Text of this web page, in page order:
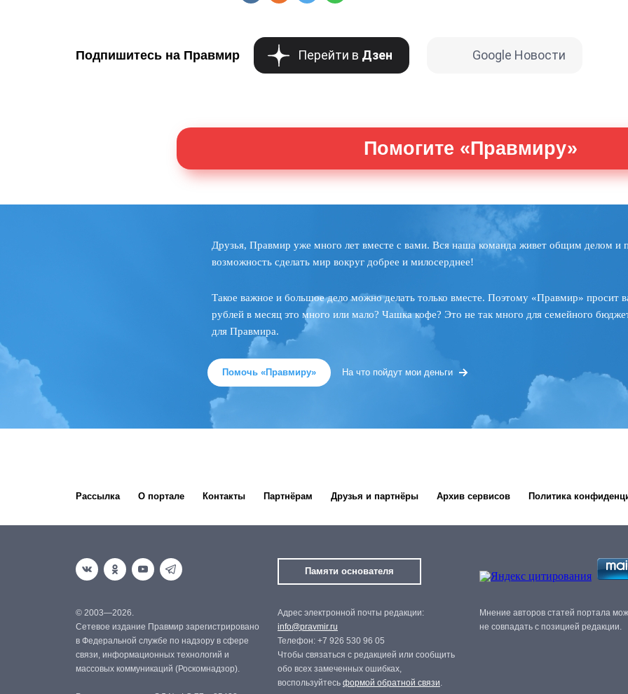
Подпишитесь на Правмир Перейти в Дзен Google Новости
Помогите «Правмиру»
Друзья, Правмир уже много лет вместе с вами. Вся наша команда живет общим делом и
возможность сделать мир вокруг добрее и милосерднее!
Такое важное и большое дело можно делать только вместе. Поэтому «Правмир» просит
рублей в месяц это много или мало? Чашка кофе? Это не так много для семейного
для Правмира.
Помочь «Правмиру» На что пойдут мои деньги
Рассылка О портале Контакты Партнёрам Друзья и партнёры Архив сервисов Политика
Памяти основателя
© 2003—2026.
Сетевое издание Правмир зарегистрировано
в Федеральной службе по надзору в сфере
связи, информационных технологий и
массовых коммуникаций (Роскомнадзор).
Адрес электронной почты редакции:
info@pravmir.ru
Телефон: +7 926 530 96 05
Чтобы связаться с редакцией или сообщить
обо всех замеченных ошибках,
воспользуйтесь формой обратной связи.
Мнение авторов статей портала
не совпадать с позицией редакции.